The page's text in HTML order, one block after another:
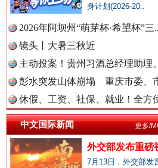
中国法
中国检
中国医
世界屋脊 天路回响
身计划(2026-20..
2026年阿坝州“萌芽杯·希望杯”三..
镜头丨大暑三秋近
主动投案！贵州习酒总经理助理
彭水突发山体崩塌 重庆市委、
休假、工资、社保、就业！全方
中文国际新闻
外交部发布重磅
7月13日，外交部发
更多/